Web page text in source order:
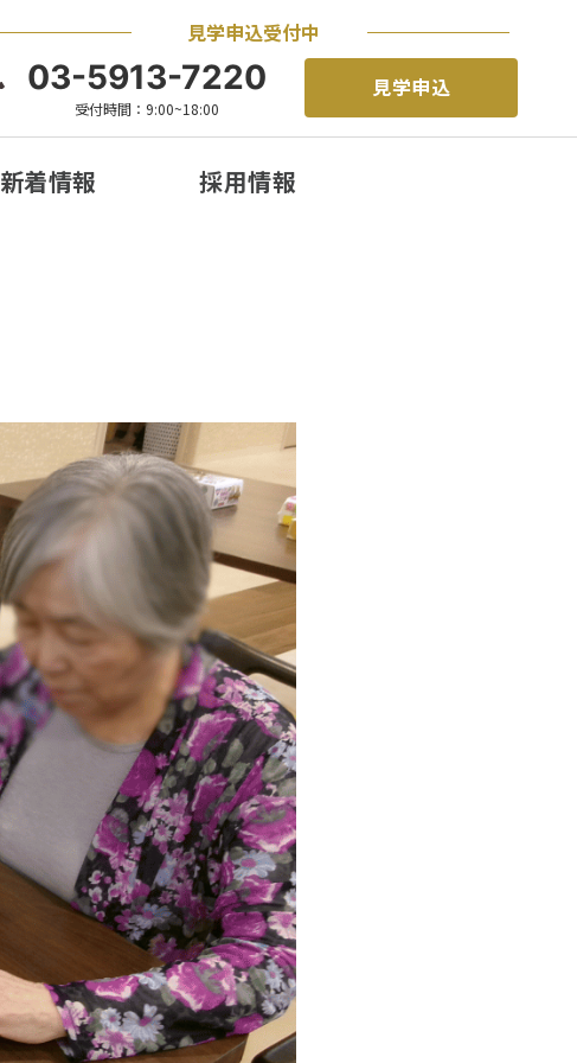
見学申込受付中
03-5913-7220
受付時間：9:00~18:00
見学申込
新着情報 採用情報